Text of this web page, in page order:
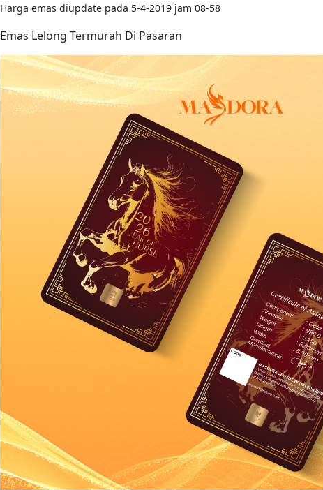
Harga emas diupdate pada 5-4-2019 jam 08-58
Emas Lelong Termurah Di Pasaran